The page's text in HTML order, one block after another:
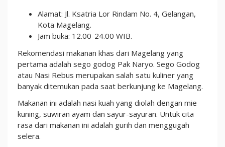
Alamat: Jl. Ksatria Lor Rindam No. 4, Gelangan,
Kota Magelang.
Jam buka: 12.00-24.00 WIB.
Rekomendasi makanan khas dari Magelang yang
pertama adalah sego godog Pak Naryo. Sego Godog
atau Nasi Rebus merupakan salah satu kuliner yang
banyak ditemukan pada saat berkunjung ke Magelang.
Makanan ini adalah nasi kuah yang diolah dengan mie
kuning, suwiran ayam dan sayur-sayuran. Untuk cita
rasa dari makanan ini adalah gurih dan menggugah
selera.